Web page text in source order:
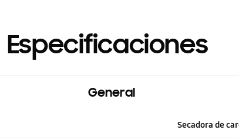
Especificaciones
General
Secadora de